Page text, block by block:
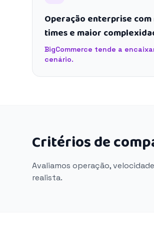
Operação enterprise
times e maior
BigCommerce tende a
cenário.
Critérios de
Avaliamos operação,
realista.